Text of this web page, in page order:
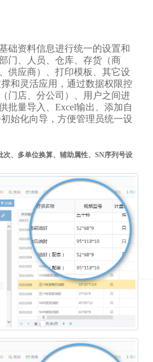
础资料信息进行统一的设置和
门、人员、仓库、存货（商
供应商）、打印模板、其它设
和灵活应用，通过数据权限控
门店、分公司）、用户之间进
批量导入、Excel输出、添加自
始化向导，方便管理员统一设
、多单位换算、辅助属性、SN序列号设